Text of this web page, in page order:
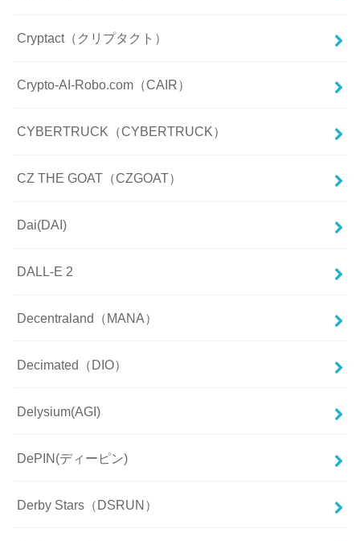
Cryptact（クリプタクト）
Crypto-AI-Robo.com（CAIR）
CYBERTRUCK（CYBERTRUCK）
CZ THE GOAT（CZGOAT）
Dai(DAI)
DALL-E 2
Decentraland（MANA）
Decimated（DIO）
Delysium(AGI)
DePIN(ディーピン)
Derby Stars（DSRUN）